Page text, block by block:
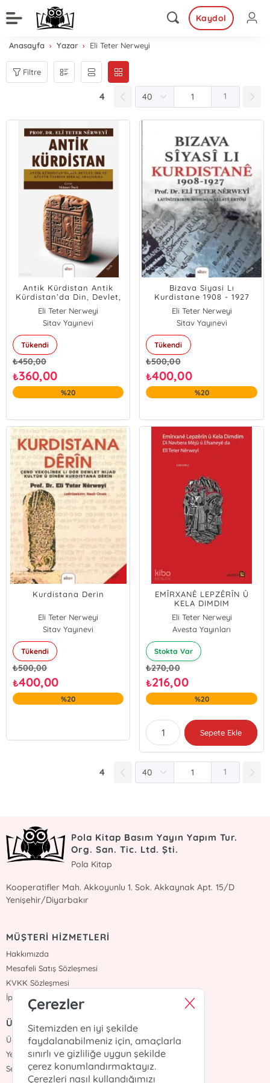
Kaydol
Anasayfa Yazar Eli Teter Nerweyi
Filtre
4 1
Antik Kürdistan Antik
Kürdistan’da Din, Devlet,
Irk Ve Kültür Üzerine
Birkaç Araştırma
Eli Teter Nerweyi
Sitav Yayınevi
Tükendi
₺450,00
₺360,00
%20
Bizava Siyasi Lı
Kurdistane 1908 - 1927
Eli Teter Nerweyi
Sitav Yayınevi
Tükendi
₺500,00
₺400,00
%20
Kurdistana Derin
Eli Teter Nerweyi
Sitav Yayınevi
Tükendi
₺500,00
₺400,00
%20
EMÎRXANÊ LEPZÊRÎN Û
KELA DIMDIM
Eli Teter Nerweyi
Avesta Yayınları
Stokta Var
₺270,00
₺216,00
%20
Sepete Ekle
4 1
Pola Kitap Basım Yayın Yapım Tur.
Org. San. Tic. Ltd. Şti.
Pola Kitap
Kooperatifler Mah. Akkoyunlu 1. Sok. Akkaynak Apt. 15/D
Yenişehir/Diyarbakır
MÜŞTERİ HİZMETLERİ
Hakkımızda
Mesafeli Satış Sözleşmesi
KVKK Sözleşmesi
İptal İade
ÜYELİK
Üye Girişi
Yeni Üyelik
Sepetim
Çerezler
Sitemizden en iyi şekilde
faydalanabilmeniz için, amaçlarla
sınırlı ve gizliliğe uygun şekilde
çerez konumlandırmaktayız.
Çerezleri nasıl kullandığımızı